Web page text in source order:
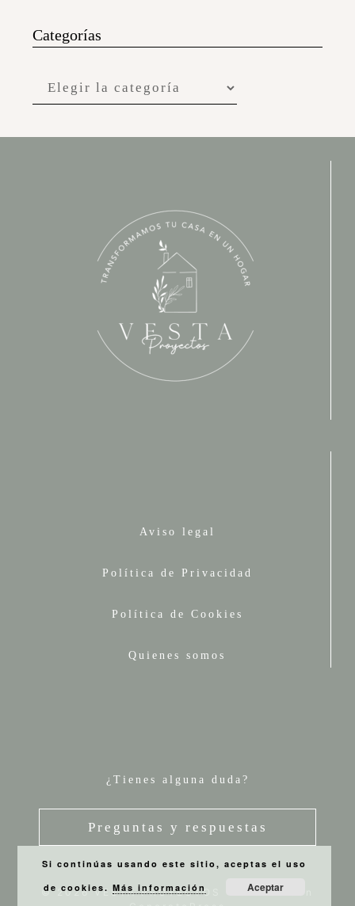
Categorías
Aviso legal
Política de Privacidad
Política de Cookies
Quienes somos
¿Tienes alguna duda?
Preguntas y respuestas
© 2026 VESTA PROYECTOS
• Creado con
Si continúas usando este sitio, aceptas el uso
de cookies.Más información Aceptar